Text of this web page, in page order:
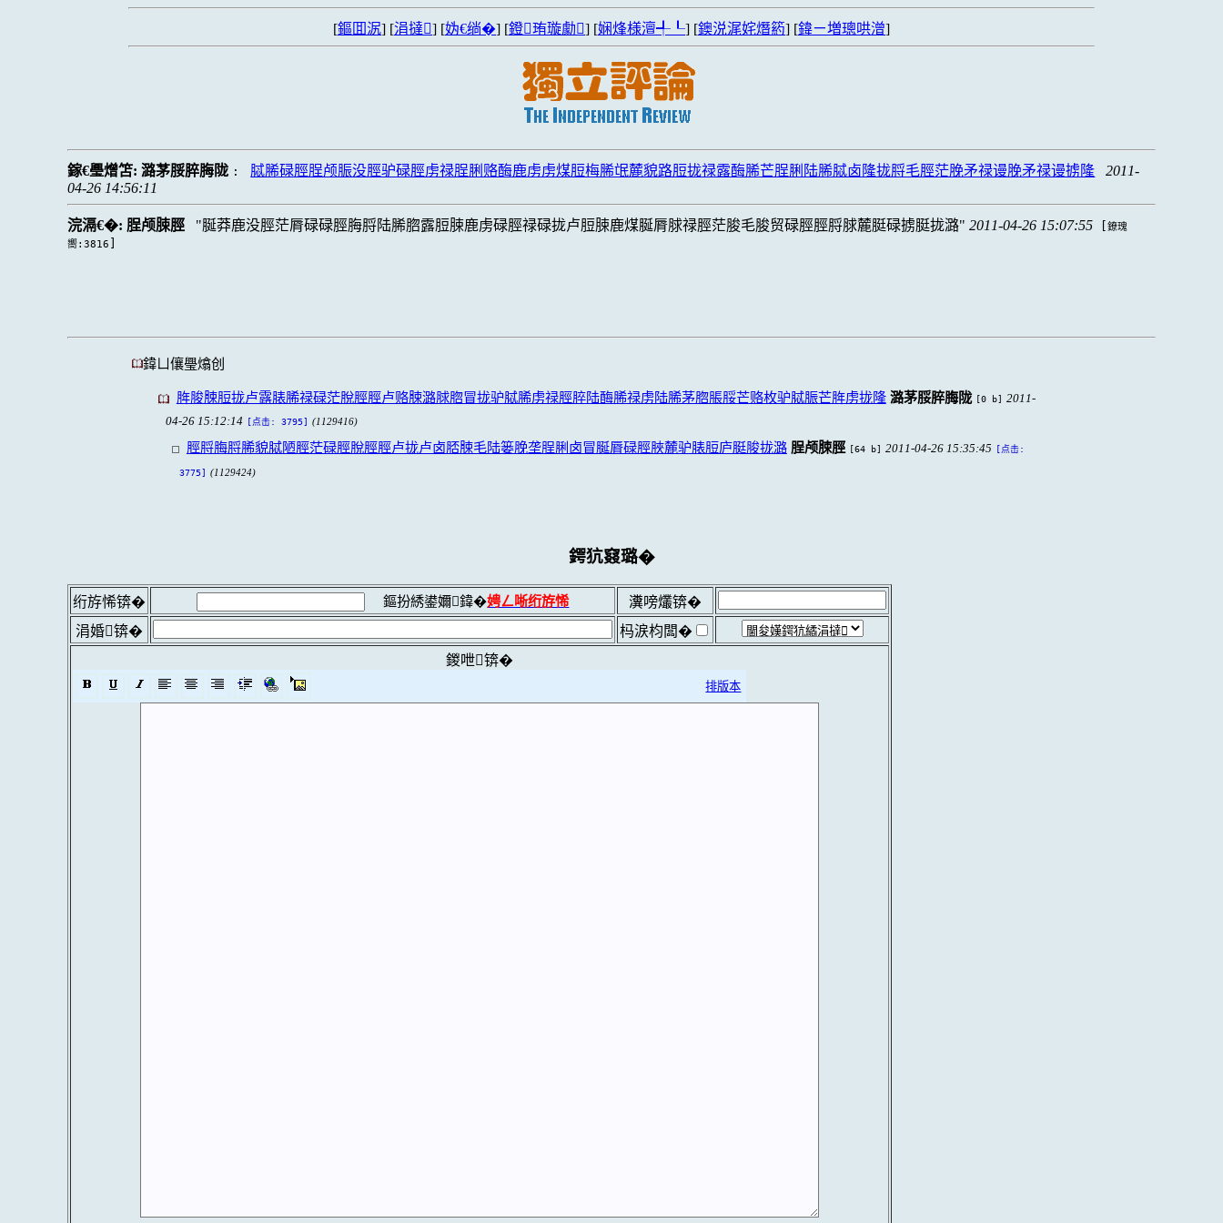
[鏂囬泦] [涓撻] [妫€绱�] [鐙珛璇勮] [娴烽様澶╃┖] [鐭涚浘姹熸箹] [鍏ㄧ増璁哄潧]
鎵€璺熷笘:潞茅脮脺脢陇 : 脦脪碌脛脭颅脤没脛驴碌脛虏禄脭脷赂酶鹿虏虏煤脰梅脪氓麓貌路脰拢禄露酶脪芒脭脷陆脪脦卤隆拢脟毛脛茫脕矛禄谩脕矛禄谩掳隆
2011-
04-26 14:56:11
浣滆€�: 脭颅脨脛 脠莽鹿没脛茫脣碌碌脛脢脟陆脪脗露脰脨鹿虏碌脛禄碌拢卢脰脨鹿煤脠脣脙禄脛茫脧毛脧贸碌脛脛脟脙麓脡碌掳脡拢潞 2011-04-26 15:07:55 [鐐瑰
嚮:3816
鍏ㄩ儴璺熻创
脌脧脨脰拢卢露脿脪禄碌茫脫脛脛卢赂脨潞脙脗冒拢驴脦脪虏禄脛脺陆酶脪禄虏陆脪茅脗脹脮芒赂枚驴脦脤芒脌虏拢隆 潞茅脮脺脢陇 [0 b] 2011-
04-26 15:12:14
[点击: 3795] (1129416)
脛脟脢脟脪貌脦陋脛茫碌脛脫脛脛卢拢卢卤脴脨毛陆篓脕垄脭脷卤冒脠脣碌脛脥麓驴脿脰庐脡脧拢潞 脭颅脨脛 [64 b] 2011-04-26 15:35:45 [点击:
3775] (1129424)
鍔犺窡璐�
绗斿悕锛� 鏂扮綉鍙嬭鍏�娉ㄥ唽绗斿悕
瀵嗙爜锛�
涓婚锛�
杩涙枃闆�
鍐呭锛�
排版本